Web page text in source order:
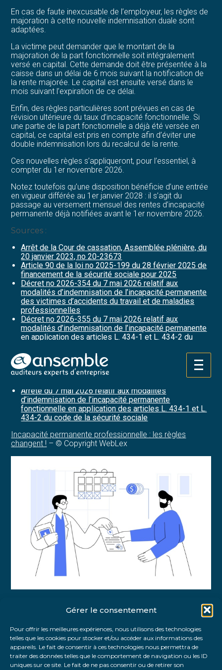
Gérer le consentement
Pour offrir les meilleures expériences, nous utilisons des technologies
telles que les cookies pour stocker et/ou accéder aux informations des
appareils. Le fait de consentir à ces technologies nous permettra de
traiter des données telles que le comportement de navigation ou les ID
uniques sur ce site. Le fait de ne pas consentir ou de retirer son
Aller
au
En cas de faute inexcusable de l’employeur, les règles de
majoration à cette nouvelle indemnisation duale sont
adaptées.
La victime peut demander que le montant de la
majoration de la part fonctionnelle soit intégralement
versé en capital. Cette demande doit être présentée à la
caisse dans un délai de 6 mois suivant la notification de
la rente majorée. Le capital est ensuite versé dans le
mois suivant l’expiration de ce délai.
Enfin, des règles particulières sont prévues en cas de
révision ultérieure du taux d’incapacité fonctionnelle. Si
une partie de la part fonctionnelle a déjà été versée en
capital, ce capital est pris en compte afin d’éviter une
double indemnisation lors du recalcul de la rente.
Ces nouvelles règles s’appliqueront, pour l’essentiel, à
compter du 1er novembre 2026.
Notez toutefois qu’une disposition bénéficie d’une entrée
en vigueur différée au 1er janvier 2028 : il s’agit du
passage au versement mensuel des rentes d’incapacité
permanente déjà notifiées avant le 1er novembre 2026.
Sources :
Arrêt de la Cour de cassation, Assemblée plénière, du
20 janvier 2023, no 20-23673
Article 90 de la loi no 2025-199 du 28 février 2025 de
financement de la sécurité sociale pour 2025
Décret no 2026-354 du 7 mai 2026 relatif aux
modalités d’indemnisation de l’incapacité permanente
des victimes d’accidents du travail et de maladies
professionnelles
Décret no 2026-355 du 7 mai 2026 relatif aux
modalités d’indemnisation de l’incapacité permanente
en application des articles L. 434-1 et L. 434-2 du
Arrêté du 7 mai 2026 relatif aux barèmes indicatifs
d’incapacité permanente professionnelle et
fonctionnelle en application de l’article L. 434-1 A du
Arrêté du 7 mai 2026 relatif aux modalités
d’indemnisation de l’incapacité permanente
fonctionnelle en application des articles L. 434-1 et L.
434-2 du code de la sécurité sociale
Incapacité permanente professionnelle : les règles
changent ! – © Copyright WebLex
FaceBook
TwitterLinkedIn